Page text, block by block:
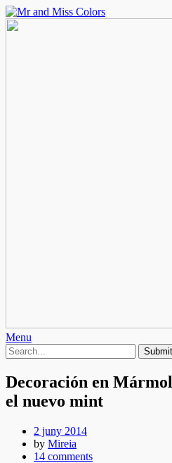
Menu
Decoración en Mármol
el nuevo mint
2 juny 2014
by Mireia
14 comments